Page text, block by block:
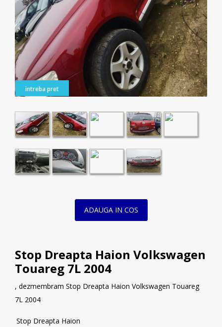
intreba pret
ADAUGA IN COS
Stop Dreapta Haion Volkswagen
Touareg 7L 2004
, dezmembram Stop Dreapta Haion Volkswagen Touareg
7L 2004
Stop Dreapta Haion